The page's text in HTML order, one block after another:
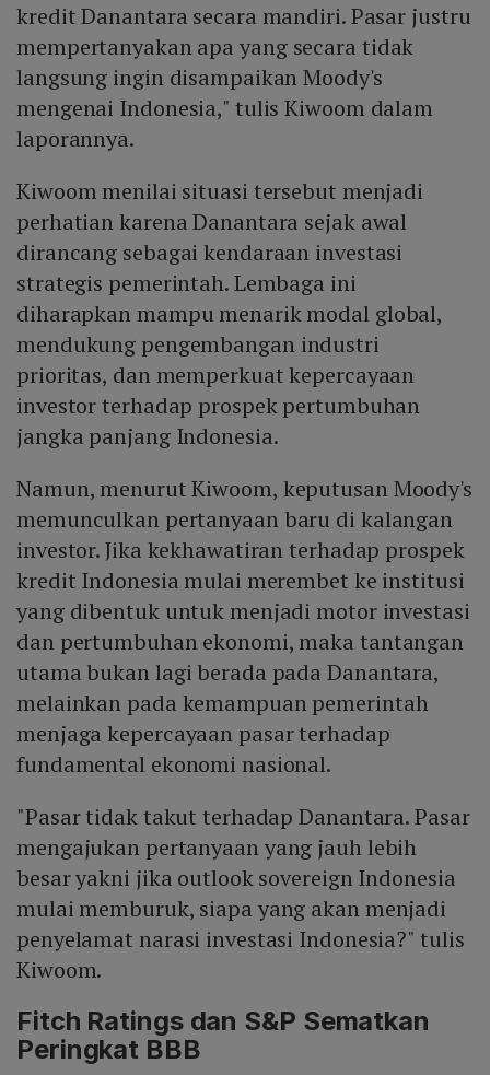
kredit Danantara secara mandiri. Pasar justru
mempertanyakan apa yang secara tidak
langsung ingin disampaikan Moody's
mengenai Indonesia," tulis Kiwoom dalam
laporannya.
Kiwoom menilai situasi tersebut menjadi
perhatian karena Danantara sejak awal
dirancang sebagai kendaraan investasi
strategis pemerintah. Lembaga ini
diharapkan mampu menarik modal global,
mendukung pengembangan industri
prioritas, dan memperkuat kepercayaan
investor terhadap prospek pertumbuhan
jangka panjang Indonesia.
Namun, menurut Kiwoom, keputusan Moody's
memunculkan pertanyaan baru di kalangan
investor. Jika kekhawatiran terhadap prospek
kredit Indonesia mulai merembet ke institusi
yang dibentuk untuk menjadi motor investasi
dan pertumbuhan ekonomi, maka tantangan
utama bukan lagi berada pada Danantara,
melainkan pada kemampuan pemerintah
menjaga kepercayaan pasar terhadap
fundamental ekonomi nasional.
"Pasar tidak takut terhadap Danantara. Pasar
mengajukan pertanyaan yang jauh lebih
besar yakni jika outlook sovereign Indonesia
mulai memburuk, siapa yang akan menjadi
penyelamat narasi investasi Indonesia?" tulis
Kiwoom.
Fitch Ratings dan S&P Sematkan
Peringkat BBB